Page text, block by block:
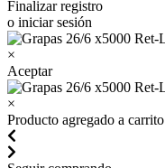
Finalizar registro
o iniciar sesión
×
Aceptar
×
Producto agregado a carrito